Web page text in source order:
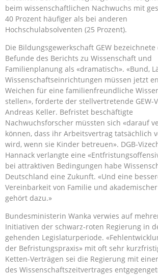
beim wissenschaftlichen Nachwuchs mit
40 Prozent häufiger als bei anderen
Hochschulabsolventen (25 Prozent).
Die Bildungsgewerkschaft GEW bezeichnete
Befunde des Berichts zu Wissenschaft und
Familienplanung als «dramatisch». «Bund,
Wissenschaftseinrichtungen müssen jetzt
Weichen für eine familienfreundliche
stellen», forderte der stellvertretende GEW-
Andreas Keller. Befristet beschäftigte
Nachwuchsforscher müssten sich «darauf
können, dass ihr Arbeitsvertrag tatsächlich
wird, wenn sie Kinder betreuen». DGB-
Hannack verlangte eine
bei attraktiven Bedingungen habe
Deutschland eine Zukunft. «Und eine
Vereinbarkeit von Familie und
gehört dazu.»
Bundesministerin Wanka verwies auf
Initiativen der schwarz-roten Regierung in
gehenden Legislaturperiode.
der Befristungspraxis» mit oft sehr
Ketten-Verträgen sei die Regierung mit
des Wissenschaftszeitvertrages